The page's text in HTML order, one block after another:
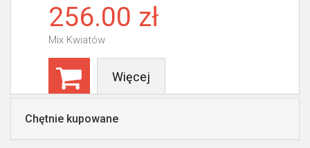
256.00 zł
Mix Kwiatów
Więcej
Chętnie kupowane